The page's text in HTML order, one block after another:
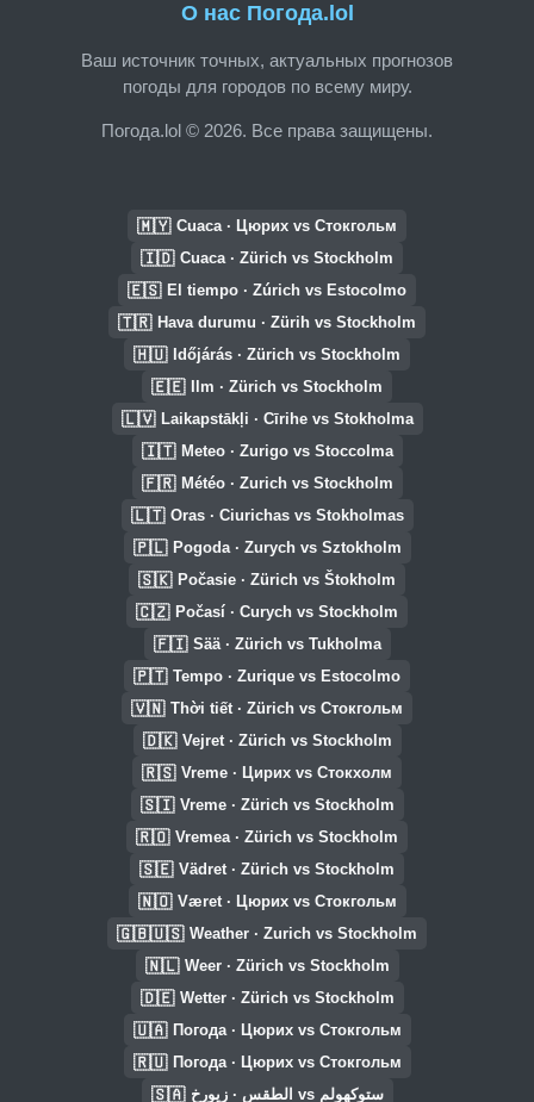
О нас Погода.lol
Ваш источник точных, актуальных прогнозов
погоды для городов по всему миру.
Погода.lol © 2026. Все права защищены.
🇲🇾 Cuaca · Цюрих vs Стокгольм
🇮🇩 Cuaca · Zürich vs Stockholm
🇪🇸 El tiempo · Zúrich vs Estocolmo
🇹🇷 Hava durumu · Zürih vs Stockholm
🇭🇺 Időjárás · Zürich vs Stockholm
🇪🇪 Ilm · Zürich vs Stockholm
🇱🇻 Laikapstākļi · Cīrihe vs Stokholma
🇮🇹 Meteo · Zurigo vs Stoccolma
🇫🇷 Météo · Zurich vs Stockholm
🇱🇹 Oras · Ciurichas vs Stokholmas
🇵🇱 Pogoda · Zurych vs Sztokholm
🇸🇰 Počasie · Zürich vs Štokholm
🇨🇿 Počasí · Curych vs Stockholm
🇫🇮 Sää · Zürich vs Tukholma
🇵🇹 Tempo · Zurique vs Estocolmo
🇻🇳 Thời tiết · Zürich vs Стокгольм
🇩🇰 Vejret · Zürich vs Stockholm
🇷🇸 Vreme · Цирих vs Стокхолм
🇸🇮 Vreme · Zürich vs Stockholm
🇷🇴 Vremea · Zürich vs Stockholm
🇸🇪 Vädret · Zürich vs Stockholm
🇳🇴 Været · Цюрих vs Стокгольм
🇬🇧🇺🇸 Weather · Zurich vs Stockholm
🇳🇱 Weer · Zürich vs Stockholm
🇩🇪 Wetter · Zürich vs Stockholm
🇺🇦 Погода · Цюрих vs Стокгольм
🇷🇺 Погода · Цюрих vs Стокгольм
🇸🇦 الطقس · زيورخ vs ستوكهولم